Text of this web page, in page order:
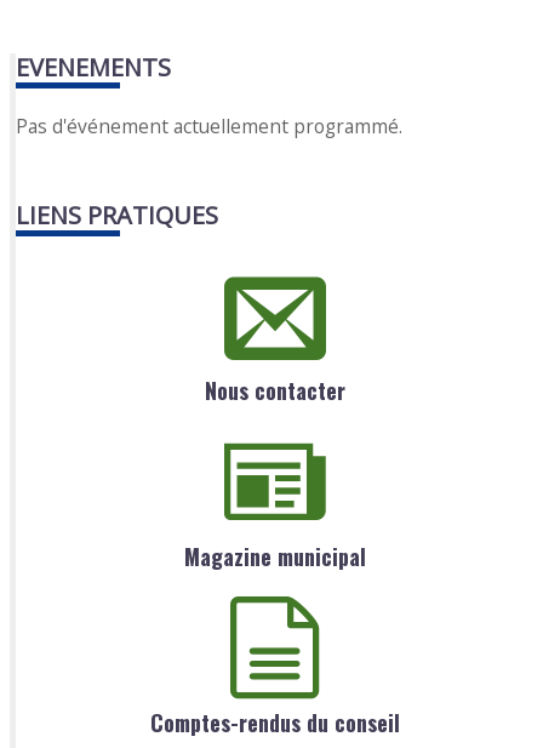
EVENEMENTS
Pas d'événement actuellement programmé.
LIENS PRATIQUES
Nous contacter
Magazine municipal
Comptes-rendus du conseil